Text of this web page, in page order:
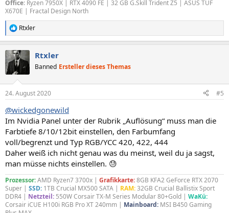
Office: Ryzen 7950X | RTX 4090 FE | 32 GB G.Skill Trident Z5 | ASUS TUF
X670E | Fractal Design North
R
e
k
t
e
:
Rtxler
Rtxler
Banned Ersteller dieses Themas
24. August 2020 #5
@wickedgonewild
Im Nvidia Panel unter der Rubrik „Auflösung“ muss man die
Farbtiefe 8/10/12bit einstellen, den Farbumfang
voll/begrenzt und Typ RGB/YCC 420, 422, 444
Daher weiß ich nicht genau was du meinst, weil du ja sagst,
man müsse nichts einstellen. 😓
Prozessor:AMD Ryzen7 3700x | Grafikkarte:8GB KFA2 GeForce RTX 2070
Super | SSD: 1TB Crucial MX500 SATA | RAM:32GB Crucial Ballistix Sport
DDR4 | Netzteil: 550W Corsair TX-M Series Modular 80+Gold | WaKü:
Corsair iCUE H100i RGB Pro XT 240mm | Mainboard: MSI B450 Gaming